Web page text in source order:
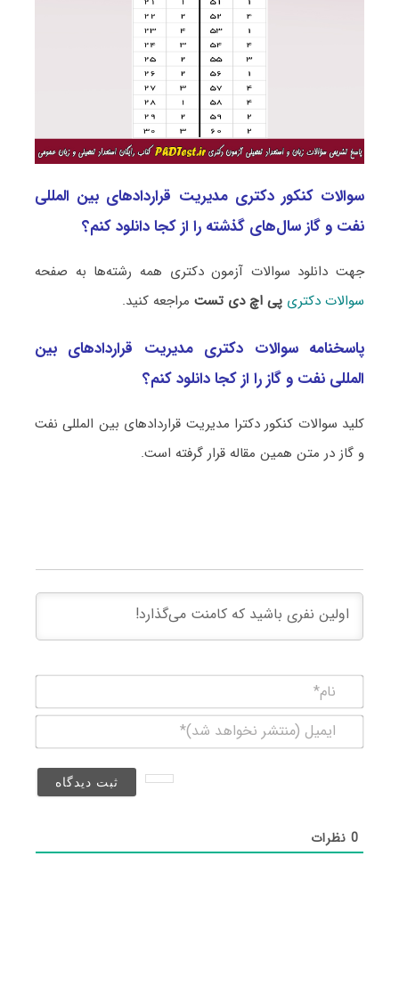
سوالات کنکور دکتری مدیریت قراردادهای بین المللی
نفت و گاز سال‌های گذشته را از کجا دانلود کنم؟
جهت دانلود سوالات آزمون دکتری همه رشته‌ها به صفحه
سوالات دکتری پی اچ دی تستمراجعه کنید.
پاسخنامه سوالات دکتری مدیریت قراردادهای بین
المللی نفت و گاز را از کجا دانلود کنم؟
کلید سوالات کنکور دکترا مدیریت قراردادهای بین المللی نفت
و گاز در متن همین مقاله قرار گرفته است.
(منتشر
0نظرات